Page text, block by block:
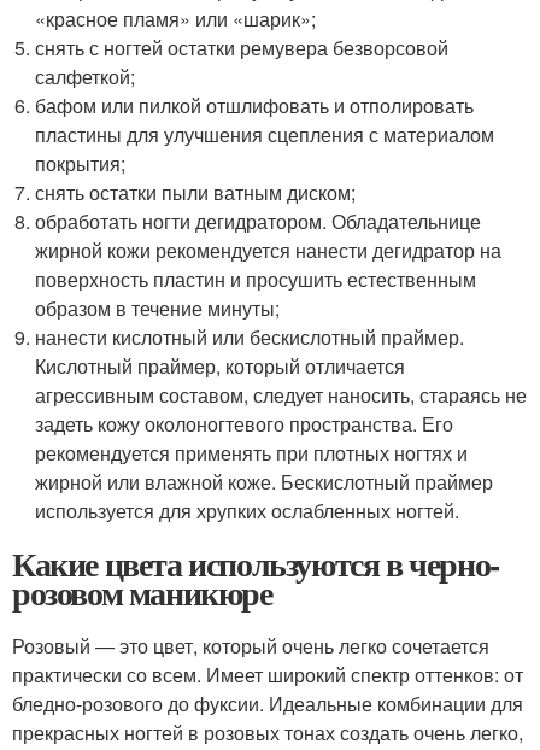
«красное пламя» или «шарик»;
снять с ногтей остатки ремувера безворсовой
салфеткой;
бафом или пилкой отшлифовать и отполировать
пластины для улучшения сцепления с материалом
покрытия;
снять остатки пыли ватным диском;
обработать ногти дегидратором. Обладательнице
жирной кожи рекомендуется нанести дегидратор на
поверхность пластин и просушить естественным
образом в течение минуты;
нанести кислотный или бескислотный праймер.
Кислотный праймер, который отличается
агрессивным составом, следует наносить, стараясь не
задеть кожу околоногтевого пространства. Его
рекомендуется применять при плотных ногтях и
жирной или влажной коже. Бескислотный праймер
используется для хрупких ослабленных ногтей.
Какие цвета используются в черно-
розовом маникюре
Розовый — это цвет, который очень легко сочетается
практически со всем. Имеет широкий спектр оттенков: от
бледно-розового до фуксии. Идеальные комбинации для
прекрасных ногтей в розовых тонах создать очень легко,